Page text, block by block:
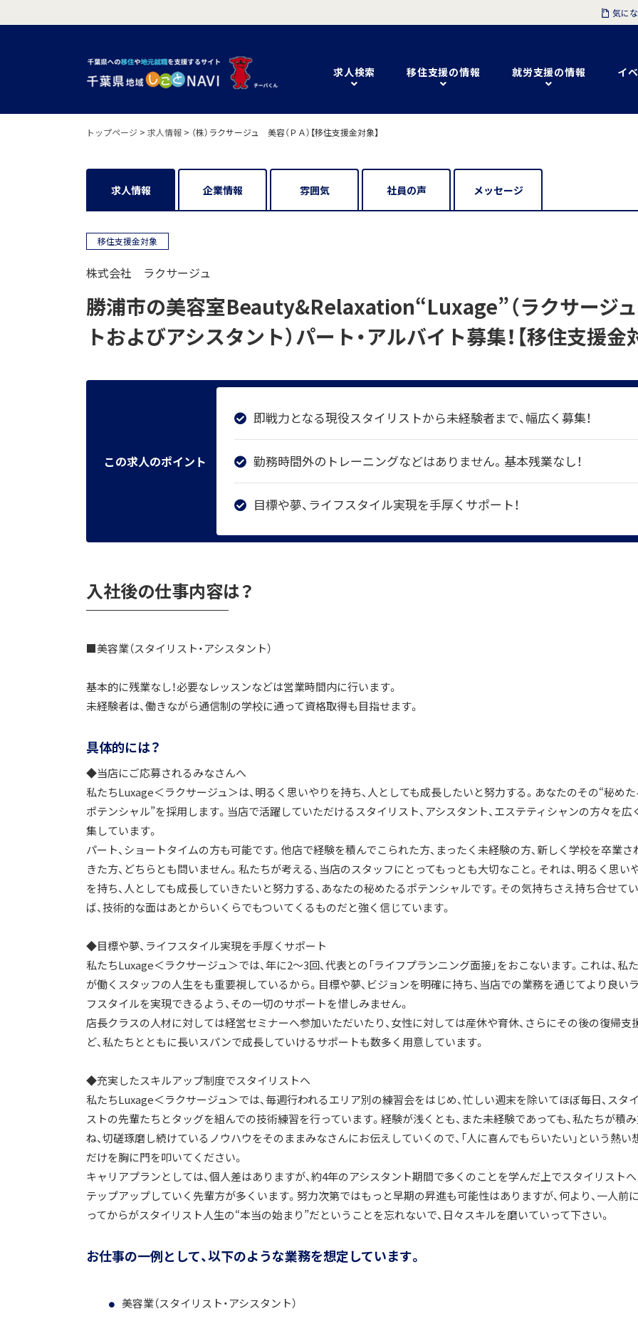
求人検索 移住支援の情報 就労支援の情報 イ
気に
トップページ > 求人情報 > （株）ラクサージュ 美容（ＰＡ）【移住支援金対象】
求人情報 企業情報 雰囲気 社員の声 メッセージ
移住支援金対象
株式会社 ラクサージュ
勝浦市の美容室Beauty&Relaxation“Luxage”（ラクサージュ
トおよびアシスタント）パート・アルバイト募集！【移住支援金
この求人のポイント
即戦力となる現役スタイリストから未経験者まで、幅広く募集！
勤務時間外のトレーニングなどはありません。基本残業なし！
目標や夢、ライフスタイル実現を手厚くサポート！
入社後の仕事内容は？
■美容業（スタイリスト・アシスタント）
基本的に残業なし！必要なレッスンなどは営業時間内に行います。
未経験者は、働きながら通信制の学校に通って資格取得も目指せます。
具体的には？
◆当店にご応募されるみなさんへ
私たちLuxage＜ラクサージュ＞は、明るく思いやりを持ち、人としても成長したいと努力する。あなたのその“秘めた
ポテンシャル”を採用します。当店で活躍していただけるスタイリスト、アシスタント、エステティシャンの方々を広
集しています。
パート、ショートタイムの方も可能です。他店で経験を積んでこられた方、まったく未経験の方、新しく学校を卒業さ
きた方、どちらとも問いません。私たちが考える、当店のスタッフにとってもっとも大切なこと。それは、明るく思い
を持ち、人としても成長していきたいと努力する、あなたの秘めたるポテンシャルです。その気持ちさえ持ち合せて
ば、技術的な面はあとからいくらでもついてくるものだと強く信じています。
◆目標や夢、ライフスタイル実現を手厚くサポート
私たちLuxage＜ラクサージュ＞では、年に2～3回、代表との「ライフプランニング面接」をおこないます。これは、私
が働くスタッフの人生をも重要視しているから。目標や夢、ビジョンを明確に持ち、当店での業務を通じてより良い
フスタイルを実現できるよう、その一切のサポートを惜しみません。
店長クラスの人材に対しては経営セミナーへ参加いただいたり、女性に対しては産休や育休、さらにその後の復帰支
ど、私たちとともに長いスパンで成長していけるサポートも数多く用意しています。
◆充実したスキルアップ制度でスタイリストへ
私たちLuxage＜ラクサージュ＞では、毎週行われるエリア別の練習会をはじめ、忙しい週末を除いてほぼ毎日、スタ
ストの先輩たちとタッグを組んでの技術練習を行っています。経験が浅くとも、また未経験であっても、私たちが積
ね、切磋琢磨し続けているノウハウをそのままみなさんにお伝えしていくので、「人に喜んでもらいたい」という熱い
だけを胸に門を叩いてください。
キャリアプランとしては、個人差はありますが、約4年のアシスタント期間で多くのことを学んだ上でスタイリスト
テップアップしていく先輩方が多くいます。努力次第ではもっと早期の昇進も可能性はありますが、何より、一人前
ってからがスタイリスト人生の“本当の始まり”だということを忘れないで、日々スキルを磨いていって下さい。
お仕事の一例として、以下のような業務を想定しています。
美容業（スタイリスト・アシスタント）